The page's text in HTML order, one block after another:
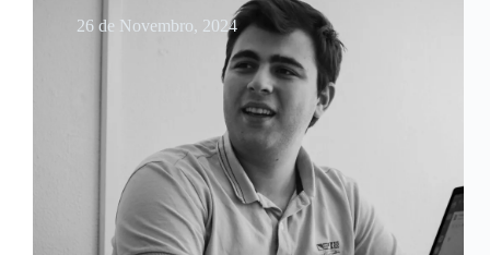
26 de Novembro, 2024